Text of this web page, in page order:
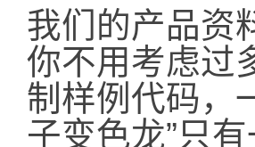
我们的产品资
你不用考虑过
制样例代码，
子变色龙”只